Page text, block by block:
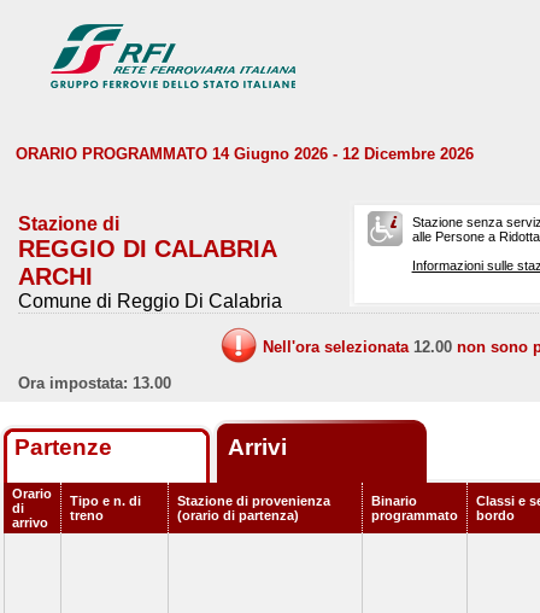
ORARIO PROGRAMMATO 14 Giugno 2026 - 12 Dicembre 2026
Stazione di
REGGIO DI CALABRIA
ARCHI
Comune di Reggio Di Calabria
Stazione senza
alle Persone a
Informazioni sulle
Nell'ora selezionata 12.00 non sono
Ora impostata: 13.00
Partenze Arrivi
Orario
di
arrivo
Tipo e n. di
treno
Stazione di provenienza
(orario di partenza)
Binario
programmato
Classi e
bordo